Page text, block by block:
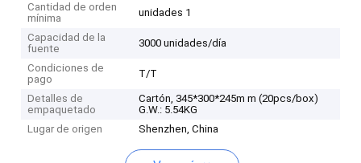
Cantidad de orden
mínima
unidades 1
Capacidad de la
fuente
3000 unidades/día
Condiciones de
pago
T/T
Detalles de
empaquetado
Cartón, 345*300*245m m (20pcs/box)
G.W.: 5.54KG
Lugar de origen
Shenzhen, China